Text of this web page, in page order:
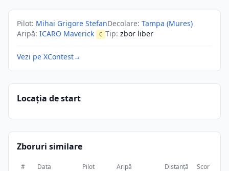
Pilot: Mihai Grigore StefanDecolare: Tampa (Mures)
Aripă: ICARO Maverick C Tip: zbor liber
Vezi pe XContest→
Locația de start
Zboruri similare
# Data Pilot Aripă Distanță Scor